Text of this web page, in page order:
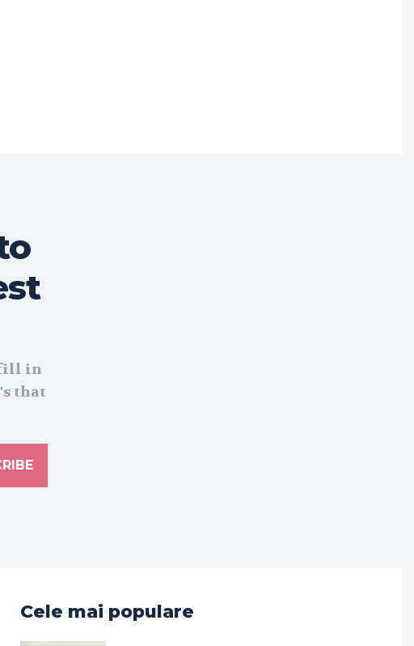
fill in
that
Cele mai populare